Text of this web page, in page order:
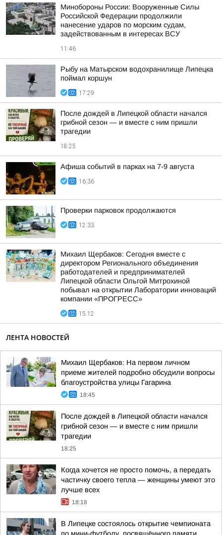
Минобороны России: Вооруженные Силы
Российской Федерации продолжили
нанесение ударов по морским судам,
задействованным в интересах ВСУ
11:46
Рыбу на Матырском водохранилище Липецка
поймал коршун
17:29
После дождей в Липецкой области начался
грибной сезон — и вместе с ним пришли
трагедии
18:25
Афиша событий в парках на 7-9 августа
16:36
Проверки парковок продолжаются
12:33
Михаил Щербаков: Сегодня вместе с
директором Регионального объединения
работодателей и предпринимателей
Липецкой области Ольгой Митрохиной
побывал на открытии Лаборатории инноваций
компании «ПРОГРЕСС»
15:12
ЛЕНТА НОВОСТЕЙ
Михаил Щербаков: На первом личном
приеме жителей подробно обсудили вопросы
благоустройства улицы Гагарина
18:45
После дождей в Липецкой области начался
грибной сезон — и вместе с ним пришли
трагедии
18:25
Когда хочется не просто помочь, а передать
частичку своего тепла — женщины умеют это
лучше всех
18:18
В Липецке состоялось открытие чемпионата